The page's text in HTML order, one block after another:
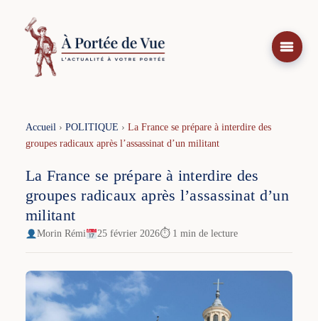
contenu
Accueil› POLITIQUE › La France se prépare à interdire des
groupes radicaux après l’assassinat d’un militant
La France se prépare à interdire des
groupes radicaux après l’assassinat d’un
militant
Morin Rémi 25 février 2026⏱ 1 min de lecture